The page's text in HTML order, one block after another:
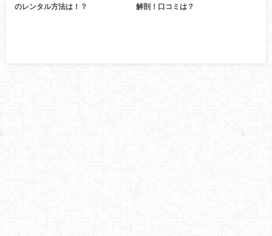
のレンタル方法は！？ 解剖！口コミは？